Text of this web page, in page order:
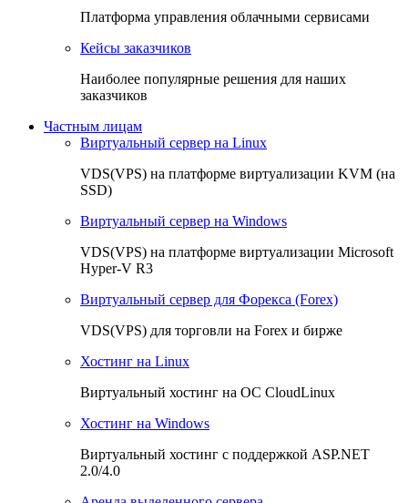
Платформа управления облачными сервисами
Кейсы заказчиков
Наиболее популярные решения для наших
заказчиков
Частным лицам
Виртуальный сервер на Linux
VDS(VPS) на платформе виртуализации KVM (на
SSD)
Виртуальный сервер на Windows
VDS(VPS) на платформе виртуализации Microsoft
Hyper-V R3
Виртуальный сервер для Форекса (Forex)
VDS(VPS) для торговли на Forex и бирже
Хостинг на Linux
Виртуальный хостинг на OC CloudLinux
Хостинг на Windows
Виртуальный хостинг с поддержкой ASP.NET
2.0/4.0